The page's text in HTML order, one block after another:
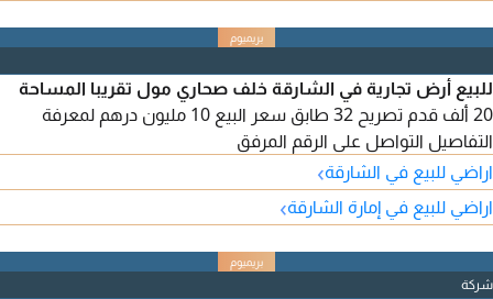
للبيع أرض تجارية في الشارقة خلف صحاري مول تقريبا المساحة
20 ألف قدم تصريح 32 طابق سعر البيع 10 مليون درهم لمعرفة
التفاصيل التواصل على الرقم المرفق
اراضي للبيع في الشارقة›
اراضي للبيع في إمارة الشارقة›
شركة